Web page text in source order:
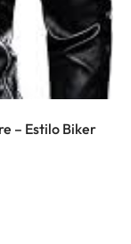
– Estilo Biker